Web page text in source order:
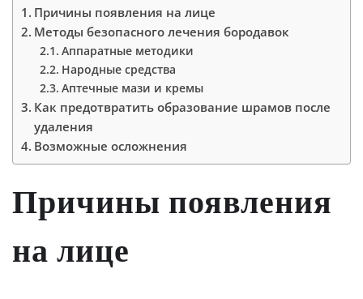
Причины появления на лице
Методы безопасного лечения бородавок
Аппаратные методики
Народные средства
Аптечные мази и кремы
Как предотвратить образование шрамов после
удаления
Возможные осложнения
Причины появления
на лице